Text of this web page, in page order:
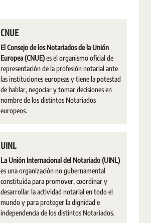
CNUE
El Consejo de los Notariados de la Unión
Europea (CNUE)es el organismo oficial de
representación de la profesión notarial ante
las instituciones europeas y tiene la potestad
de hablar, negociar y tomar decisiones en
nombre de los distintos Notariados
europeos.
UINL
La Unión Internacional del Notariado (UINL)
es una organización no gubernamental
constituida para promover, coordinar y
desarrollar la actividad notarial en todo el
mundo y para proteger la dignidad e
independencia de los distintos Notariados.